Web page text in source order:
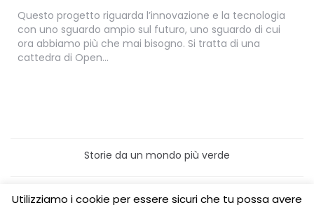
​Questo progetto riguarda l’innovazione e la tecnologia
con uno sguardo ampio sul futuro, uno sguardo di cui
ora abbiamo più che mai bisogno. Si tratta di una
cattedra di Open…
Storie da un mondo più verde
Home
Turismo sostenibile
Utilizziamo i cookie per essere sicuri che tu possa avere